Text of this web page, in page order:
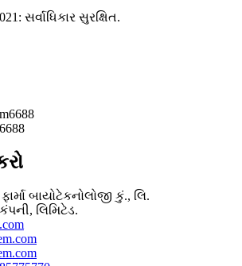
સર્વાધિકાર સુરક્ષિત.
બાયોટેકનોલોજી કું., લિ.
લિમિટેડ.